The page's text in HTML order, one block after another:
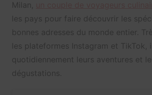
Milan,
les pays pour faire découvrir les
bonnes adresses du monde entier.
les plateformes Instagram et TikTok,
quotidiennement leurs aventures et
dégustations.